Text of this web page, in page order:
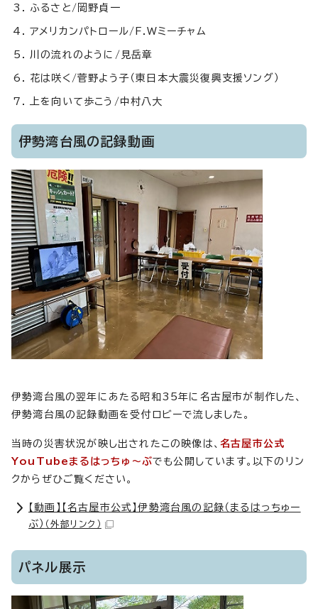
ふるさと/岡野貞一
アメリカンパトロール/F.Wミーチャム
川の流れのように/見岳章
花は咲く/菅野よう子（東日本大震災復興支援ソング）
上を向いて歩こう/中村八大
伊勢湾台風の記録動画
伊勢湾台風の翌年にあたる昭和35年に名古屋市が制作した、
伊勢湾台風の記録動画を受付ロビーで流しました。
当時の災害状況が映し出されたこの映像は、 名古屋市公式
YouTubeまるはっちゅ～ぶでも公開しています。以下のリン
クからぜひご覧ください。
【動画】【名古屋市公式】伊勢湾台風の記録（まるはっちゅー
ぶ） （外部リンク）
パネル展示